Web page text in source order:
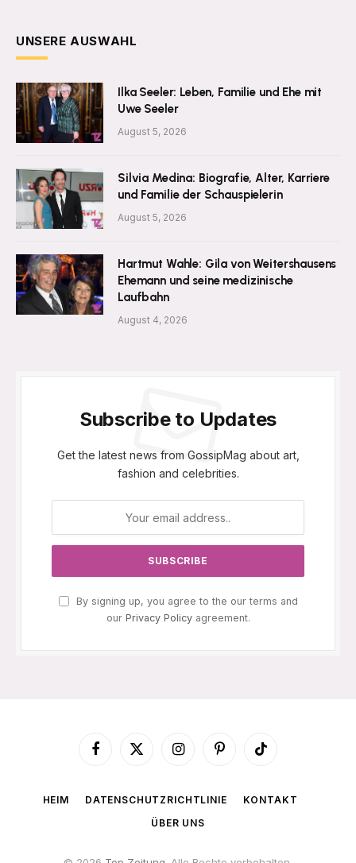
UNSERE AUSWAHL
Ilka Seeler: Leben, Familie und Ehe mit
Uwe Seeler
August 5, 2026
Silvia Medina: Biografie, Alter, Karriere
und Familie der Schauspielerin
August 5, 2026
Hartmut Wahle: Gila von Weitershausens
Ehemann und seine medizinische
Laufbahn
August 4, 2026
Subscribe to Updates
Get the latest news from GossipMag about art,
fashion and celebrities.
By signing up, you agree to the our terms and
our Privacy Policyagreement.
Facebook
X
InstagramPinterestTikTok
HEIM DATENSCHUTZRICHTLINIE
KONTAKT
ÜBER UNS